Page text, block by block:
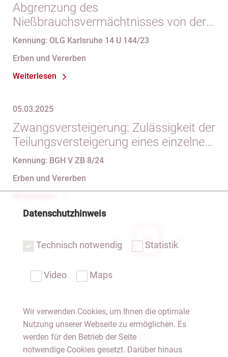
Abgrenzung des
Nießbrauchsvermächtnisses von der
Vor- und Nacherbfolge
Kennung: OLG Karlsruhe 14 U 144/23
Erben und Vererben
Weiterlesen
05.03.2025
Zwangsversteigerung: Zulässigkeit der
Teilungsversteigerung eines einzelnen
Flurstücks als Teil eines aus mehreren
Grundstücks
Kennung: BGH V ZB 8/24
Erben und Vererben
< 1 ... 13 14 15
Notar Dresden
Datenschutzhinweis
Technisch notwendig Statistik
Video Maps
Wir verwenden Cookies, um Ihnen die optimale
Nutzung unserer Webseite zu ermöglichen. Es
werden für den Betrieb der Seite
notwendige Cookies gesetzt. Darüber hinaus